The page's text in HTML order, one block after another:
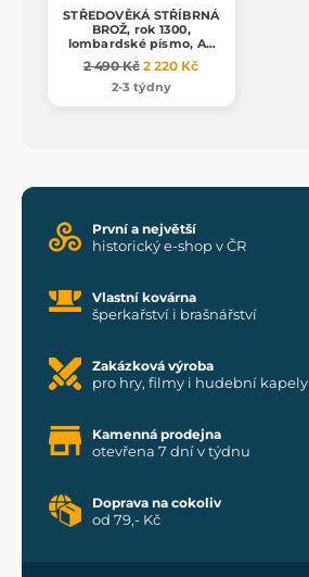
STŘEDOVĚKÁ STŘÍBRNÁ
BROŽ, rok 1300,
lombardské písmo, Ag
925, 13g
2 490 Kč 2 220 Kč
2-3 týdny
První a největší
historický e-shop v ČR
Vlastní kovárna
šperkařství i brašnářství
Zakázková výroba
pro hry, filmy i hudební kapely
Kamenná prodejna
otevřena 7 dní v týdnu
Doprava na cokoliv
od 79,- Kč